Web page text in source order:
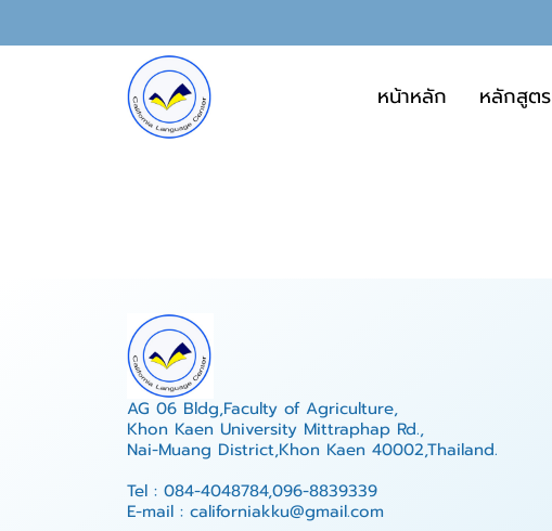
หน้าหลัก หลักสูตร
AG 06 Bldg,Faculty of Agriculture,
Khon Kaen University Mittraphap Rd.,
Nai-Muang District,Khon Kaen 40002,Thailand.
Tel : 084-4048784,096-8839339
E-mail : californiakku@gmail.com